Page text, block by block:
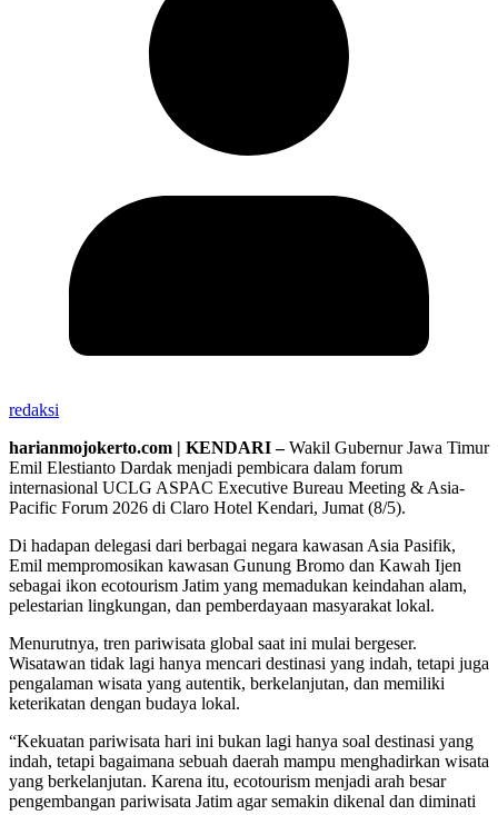
redaksi
harianmojokerto.com | KENDARI –Wakil Gubernur Jawa Timur
Emil Elestianto Dardak menjadi pembicara dalam forum
internasional UCLG ASPAC Executive Bureau Meeting & Asia-
Pacific Forum 2026 di Claro Hotel Kendari, Jumat (8/5).
Di hadapan delegasi dari berbagai negara kawasan Asia Pasifik,
Emil mempromosikan kawasan Gunung Bromo dan Kawah Ijen
sebagai ikon ecotourism Jatim yang memadukan keindahan alam,
pelestarian lingkungan, dan pemberdayaan masyarakat lokal.
Menurutnya, tren pariwisata global saat ini mulai bergeser.
Wisatawan tidak lagi hanya mencari destinasi yang indah, tetapi juga
pengalaman wisata yang autentik, berkelanjutan, dan memiliki
keterikatan dengan budaya lokal.
“Kekuatan pariwisata hari ini bukan lagi hanya soal destinasi yang
indah, tetapi bagaimana sebuah daerah mampu menghadirkan wisata
yang berkelanjutan. Karena itu, ecotourism menjadi arah besar
pengembangan pariwisata Jatim agar semakin dikenal dan diminati